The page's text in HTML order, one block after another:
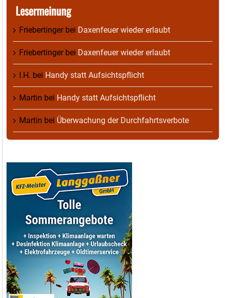
Lesermeinung
Friebertingerbei Daxenfeuer wieder erlaubt
Friebertingerbei Daxenfeuer wieder erlaubt
I.H. bei Handy statt Aufsichtspflicht
Martin bei Handy statt Aufsichtspflicht
Martin bei Überwachung der Durchfahrtsverbote